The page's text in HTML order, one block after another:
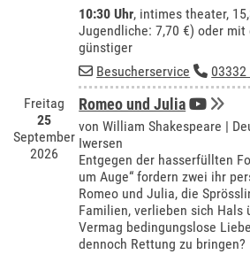
10:30 Uhr, intimes theater,
Jugendliche: 7,70 €) oder
günstiger
Besucherservice
03332
Freitag
25
September
2026
Romeo und Julia
von William Shakespeare |
Iwersen
Entgegen der hasserfüllten
um Auge“ fordern zwei ihr
Romeo und Julia, die
Familien, verlieben sich Hals
Vermag bedingungslose
dennoch Rettung zu bringen?